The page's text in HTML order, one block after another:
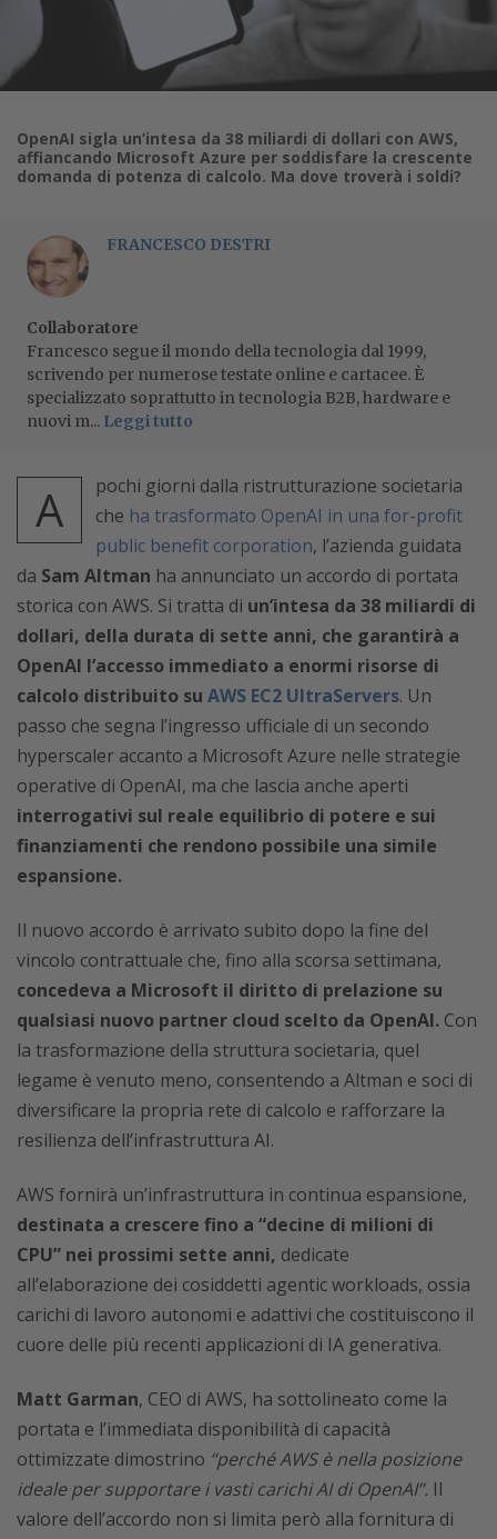
OpenAI sigla un’intesa da 38 miliardi di dollari con AWS,
affiancando Microsoft Azure per soddisfare la crescente
domanda di potenza di calcolo. Ma dove troverà i soldi?
FRANCESCO DESTRI
Collaboratore
Francesco segue il mondo della tecnologia dal 1999,
scrivendo per numerose testate online e cartacee. È
specializzato soprattutto in tecnologia B2B, hardware e
nuovi m... Leggi tutto
A
pochi giorni dalla ristrutturazione societaria
che ha trasformato OpenAI in una for-profit
public benefit corporation, l’azienda guidata
da Sam Altman ha annunciato un accordo di portata
storica con AWS. Si tratta di un’intesa da 38 miliardi di
dollari, della durata di sette anni, che garantirà a
OpenAI l’accesso immediato a enormi risorse di
calcolo distribuito su AWS EC2 UltraServers. Un
passo che segna l’ingresso ufficiale di un secondo
hyperscaler accanto a Microsoft Azure nelle strategie
operative di OpenAI, ma che lascia anche aperti
interrogativi sul reale equilibrio di potere e sui
finanziamenti che rendono possibile una simile
espansione.
Il nuovo accordo è arrivato subito dopo la fine del
vincolo contrattuale che, fino alla scorsa settimana,
concedeva a Microsoft il diritto di prelazione su
qualsiasi nuovo partner cloud scelto da OpenAI. Con
la trasformazione della struttura societaria, quel
legame è venuto meno, consentendo a Altman e soci di
diversificare la propria rete di calcolo e rafforzare la
resilienza dell’infrastruttura AI.
AWS fornirà un’infrastruttura in continua espansione,
destinata a crescere fino a “decine di milioni di
CPU” nei prossimi sette anni, dedicate
all’elaborazione dei cosiddetti agentic workloads, ossia
carichi di lavoro autonomi e adattivi che costituiscono il
cuore delle più recenti applicazioni di IA generativa.
Matt Garman, CEO di AWS, ha sottolineato come la
portata e l’immediata disponibilità di capacità
ottimizzate dimostrino “perché AWS è nella posizione
ideale per supportare i vasti carichi AI di OpenAI”. Il
valore dell’accordo non si limita però alla fornitura di